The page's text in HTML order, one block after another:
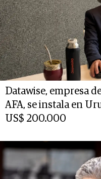
Datawise, empresa
AFA, se instala en
US$ 200.000